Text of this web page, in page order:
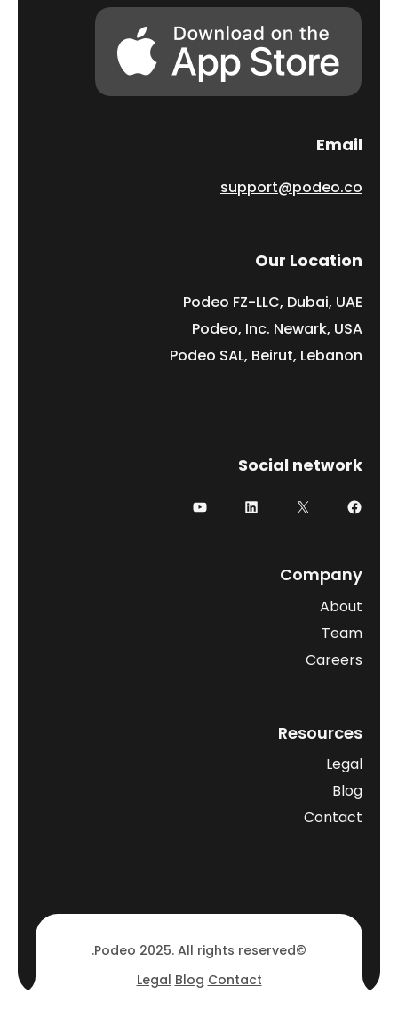
Email
support@podeo.co
Our Location
Podeo FZ-LLC, Dubai, UAE
Podeo, Inc. Newark, USA
Podeo SAL, Beirut, Lebanon
Social network
Company
About
Team
Careers
Resources
Legal
Blog
Contact
©Podeo 2025. All rights reserved.
Legal Blog Contact